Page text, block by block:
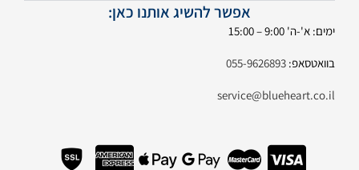
אפשר להשיג אותנו כאן:
ימים: א'-ה' 9:00 – 15:00
בוואטסאפ: 055-9626893
service@blueheart.co.il